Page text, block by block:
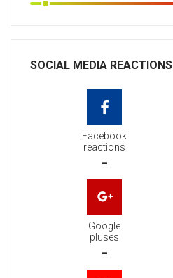
SOCIAL MEDIA REACTIONS
Facebook
reactions
-
Google
pluses
-